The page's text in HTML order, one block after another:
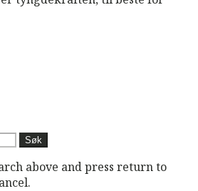
above and press return to